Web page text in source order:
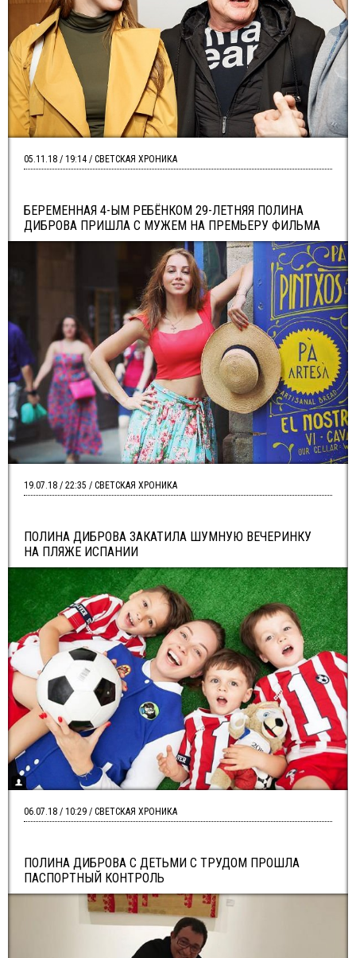
БЕРЕМЕННАЯ 4-ЫМ РЕБЁНКОМ 29-ЛЕТНЯЯ ПОЛИНА
ДИБРОВА ПРИШЛА С МУЖЕМ НА ПРЕМЬЕРУ ФИЛЬМА
05.11.18 / 19:14 / СВЕТСКАЯ ХРОНИКА
ПОЛИНА ДИБРОВА ЗАКАТИЛА ШУМНУЮ ВЕЧЕРИНКУ
НА ПЛЯЖЕ ИСПАНИИ
19.07.18 / 22:35 / СВЕТСКАЯ ХРОНИКА
ПОЛИНА ДИБРОВА С ДЕТЬМИ С ТРУДОМ ПРОШЛА
ПАСПОРТНЫЙ КОНТРОЛЬ
06.07.18 / 10:29 / СВЕТСКАЯ ХРОНИКА